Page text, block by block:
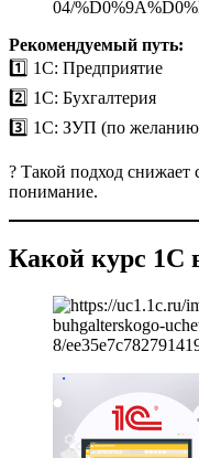
Рекомендуемый путь:
1️⃣ 1С: Предприятие
2️⃣ 1С: Бухгалтерия
3️⃣ 1С: ЗУП (по
? Такой подход снижает
понимание.
Какой курс 1С